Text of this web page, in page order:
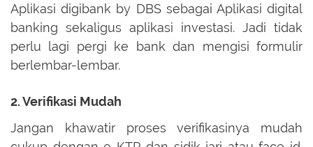
Aplikasi digibank by DBS sebagai Aplikasi digital
banking sekaligus aplikasi investasi. Jadi tidak
perlu lagi pergi ke bank dan mengisi formulir
berlembar-lembar.
2. Verifikasi Mudah
Jangan khawatir proses verifikasinya mudah